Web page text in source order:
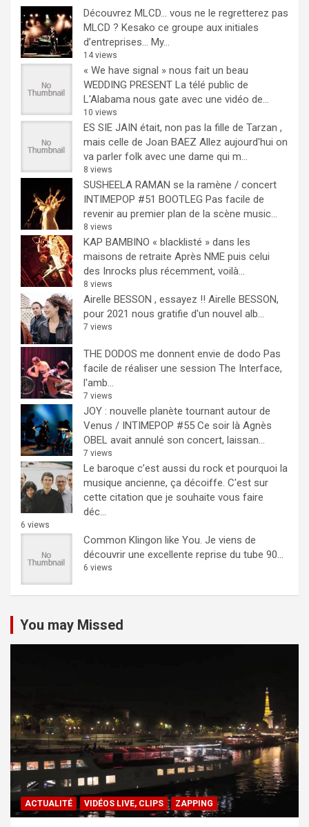
Découvrez MLCD… vous ne le regretterez pas
MLCD ? Kesako ce groupe aux initiales
d’entreprises… My...
14 views
« We have signal » nous fait un beau
WEDDING PRESENT La télé public de
L'Alabama nous gate avec une vidéo de...
10 views
ES SIE JAIN était, non pas la fille de Tarzan ,
mais celle de Joan BAEZ Allez aujourd'hui on
va parler folk avec une dame qui m...
8 views
SUSHEELA RAMAN se la ramène / concert
INTIMEPOP #51 BOOTLEG Pas facile de
revenir au premier plan de la scène music...
8 views
KAP BAMBINO « blacklisté » dans les
maisons de retraite Après NME puis celui
des Inrocks plus récemment, voilà...
8 views
Airelle BESSON , essayez !! Airelle BESSON,
pour 2021 nous gratifie d'un nouvel alb...
7 views
THE DODOS me donnent envie de dodo Pas
facile de réaliser une session The Interface,
l'amb...
7 views
JOY : nouvelle planète tournant autour de
Venus / INTIMEPOP #55 Ce soir là Agnès
OBEL avait annulé son concert, laissan...
7 views
Le baroque c’est aussi du rock et pourquoi la
musique ancienne, ça décoiffe. C'est sur
cette citation que je souhaite vous faire
déc...
6 views
Common Klingon like You. Je viens de
découvrir une excellente reprise du tube 90...
6 views
You may Missed
ACTUALITÉ VIDÉOS LIVE, CLIPS ZAPPING